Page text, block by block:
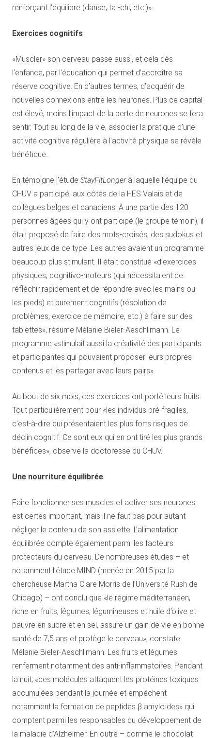
renforçant l’équilibre (danse, taï-chi, etc.)».
Exercices cognitifs
«Muscler» son cerveau passe aussi, et cela dès
l’enfance, par l’éducation qui permet d’accroître sa
réserve cognitive. En d’autres termes, d’acquérir de
nouvelles connexions entre les neurones. Plus ce capital
est élevé, moins l’impact de la perte de neurones se fera
sentir. Tout au long de la vie, associer la pratique d’une
activité cognitive régulière à l’activité physique se révèle
bénéfique.
En témoigne l’étude StayFitLongerà laquelle l’équipe du
CHUV a participé, aux côtés de la HES Valais et de
collègues belges et canadiens. À une partie des 120
personnes âgées qui y ont participé (le groupe témoin), il
était proposé de faire des mots-croisés, des sudokus et
autres jeux de ce type. Les autres avaient un programme
beaucoup plus stimulant. Il était constitué «d’exercices
physiques, cognitivo-moteurs (qui nécessitaient de
réfléchir rapidement et de répondre avec les mains ou
les pieds) et purement cognitifs (résolution de
problèmes, exercice de mémoire, etc.) à faire sur des
tablettes», résume Mélanie Bieler-Aeschlimann. Le
programme «stimulait aussi la créativité des participants
et participantes qui pouvaient proposer leurs propres
contenus et les partager avec leurs pairs».
Au bout de six mois, ces exercices ont porté leurs fruits.
Tout particulièrement pour «les individus pré-fragiles,
c’est-à-dire qui présentaient les plus forts risques de
déclin cognitif. Ce sont eux qui en ont tiré les plus grands
bénéfices», observe la doctoresse du CHUV.
Une nourriture équilibrée
Faire fonctionner ses muscles et activer ses neurones
est certes important, mais il ne faut pas pour autant
négliger le contenu de son assiette. L’alimentation
équilibrée compte également parmi les facteurs
protecteurs du cerveau. De nombreuses études – et
notamment l’étude MIND (menée en 2015 par la
chercheuse Martha Clare Morris de l’Université Rush de
Chicago) – ont conclu que «le régime méditerranéen,
riche en fruits, légumes, légumineuses et huile d’olive et
pauvre en sucre et en sel, assure un gain de vie en bonne
santé de 7,5 ans et protège le cerveau», constate
Mélanie Bieler-Aeschlimann. Les fruits et légumes
renferment notamment des anti-inflammatoires. Pendant
la nuit, «ces molécules attaquent les protéines toxiques
accumulées pendant la journée et empêchent
notamment la formation de peptides β amyloïdes» qui
comptent parmi les responsables du développement de
la maladie d’Alzheimer. En outre – comme le chocolat